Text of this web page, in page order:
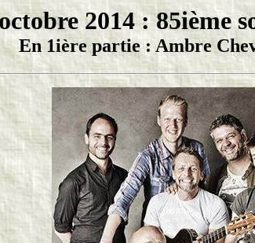
2014 : 85ième
En 1ière partie : Ambre